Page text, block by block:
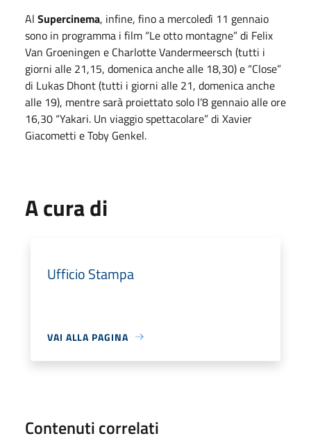
Al Supercinema, infine, fino a mercoledì 11 gennaio
sono in programma i film “Le otto montagne” di Felix
Van Groeningen e Charlotte Vandermeersch (tutti i
giorni alle 21,15, domenica anche alle 18,30) e “Close”
di Lukas Dhont (tutti i giorni alle 21, domenica anche
alle 19), mentre sarà proiettato solo l’8 gennaio alle ore
16,30 “Yakari. Un viaggio spettacolare” di Xavier
Giacometti e Toby Genkel.
A cura di
Ufficio Stampa
VAI ALLA PAGINA
Contenuti correlati